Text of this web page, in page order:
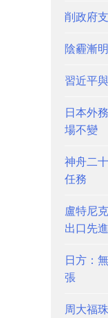
削政府
陰霾漸
習近平
日本外
場不變
神舟二
任務
盧特尼
出口先
日方：
張
周大福